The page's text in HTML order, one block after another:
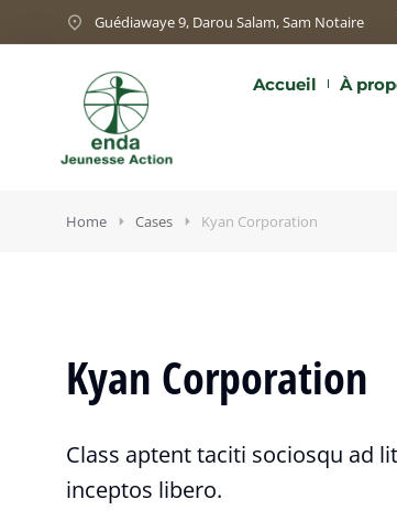
Guédiawaye 9, Darou Salam, Sam Notaire
Accueil À
Home Cases Kyan Corporation
Kyan Corporation
Class aptent taciti sociosqu ad
inceptos libero.